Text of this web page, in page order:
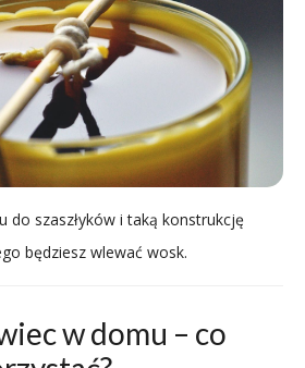
do szaszłyków i taką konstrukcję
będziesz wlewać wosk.
w domu – co